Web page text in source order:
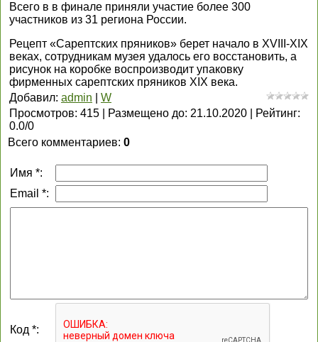
Всего в в финале приняли участие более 300
участников из 31 региона России.
Рецепт «Сарептских пряников» берет начало в XVIII-XIX
веках, сотрудникам музея удалось его восстановить, а
рисунок на коробке воспроизводит упаковку
фирменных сарептских пряников XIX века.
Добавил: admin
W
Просмотров: 415 Размещено до: 21.10.2020 Рейтинг:
0.0/0
Всего комментариев: 0
Имя *:
Email *:
Код *: